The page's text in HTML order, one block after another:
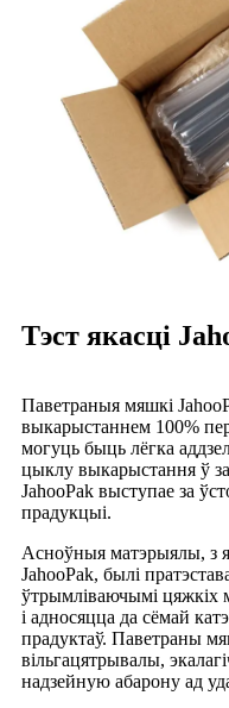
Тэст якасці
Паветраныя мяшкі
выкарыстаннем 100%
могуць быць лёгка
цыклу выкарыстання ў
JahooPak выступае за
прадукцыі.
Асноўныя матэрыялы, з
JahooPak, былі
ўтрымліваючымі цяжкіх
і адносяцца да сёмай
прадуктаў. Паветраны
вільгацятрывалы,
надзейную абарону ад